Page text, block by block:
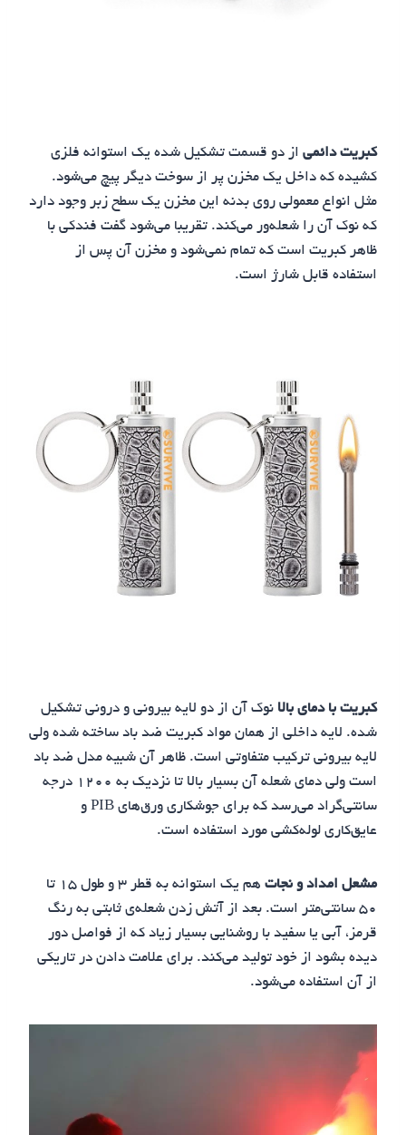
کبریت دائمی از دو قسمت تشکیل شده یک استوانه فلزی
کشیده که داخل یک مخزن پر از سوخت دیگر پیچ می‌شود.
مثل انواع معمولی روی بدنه این مخزن یک سطح زبر وجود دارد
که نوک آن را شعله‌ور می‌کند. تقریبا می‌شود گفت فندکی با
ظاهر کبریت است که تمام نمی‌شود و مخزن آن پس از
استفاده قابل شارژ است.
کبریت با دمای بالا نوک آن از دو لایه بیرونی و درونی تشکیل
شده. لایه داخلی از همان مواد کبریت ضد باد ساخته شده ولی
لایه بیرونی ترکیب متفاوتی است. ظاهر آن شبیه مدل ضد باد
است ولی دمای شعله آن بسیار بالا تا نزدیک به ۱۲۰۰ درجه
سانتی‌گراد می‌رسد که برای جوشکاری ورق‌های PIB و
عایق‌کاری لوله‌کشی مورد استفاده است.
مشعل امداد و نجات
هم یک استوانه به قطر ۳ و طول ۱۵ تا
۵۰ سانتی‌متر است. بعد از آتش زدن شعله‌ی ثابتی به رنگ‌
قرمز، آبی یا سفید با روشنایی بسیار زیاد که از فواصل دور
دیده بشود از خود تولید می‌کند. برای علامت دادن در تاریکی
از آن استفاده می‌شود.